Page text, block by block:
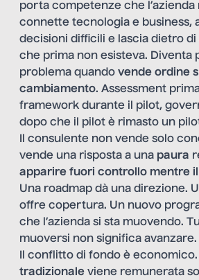
porta competenze che l’azienda
connette tecnologia e business,
decisioni difficili e lascia dietro di
che prima non esisteva. Diventa
problema quando vende ordine
cambiamento. Assessment
framework durante il pilot,
dopo che il pilot è rimasto un
Il consulente non vende solo
vende una risposta a una paura
apparire fuori controllo mentre
Una roadmap dà una direzione.
offre copertura. Un nuovo
che l’azienda si sta muovendo.
muoversi non significa avanzare.
Il conflitto di fondo è economico.
tradizionale viene remunerata